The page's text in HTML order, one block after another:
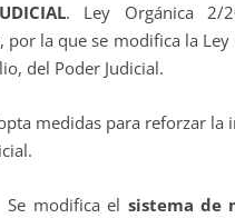
. Ley Orgánica 2/
por la que se modifica la
del Poder Judicial.
para reforzar la
el sistema de